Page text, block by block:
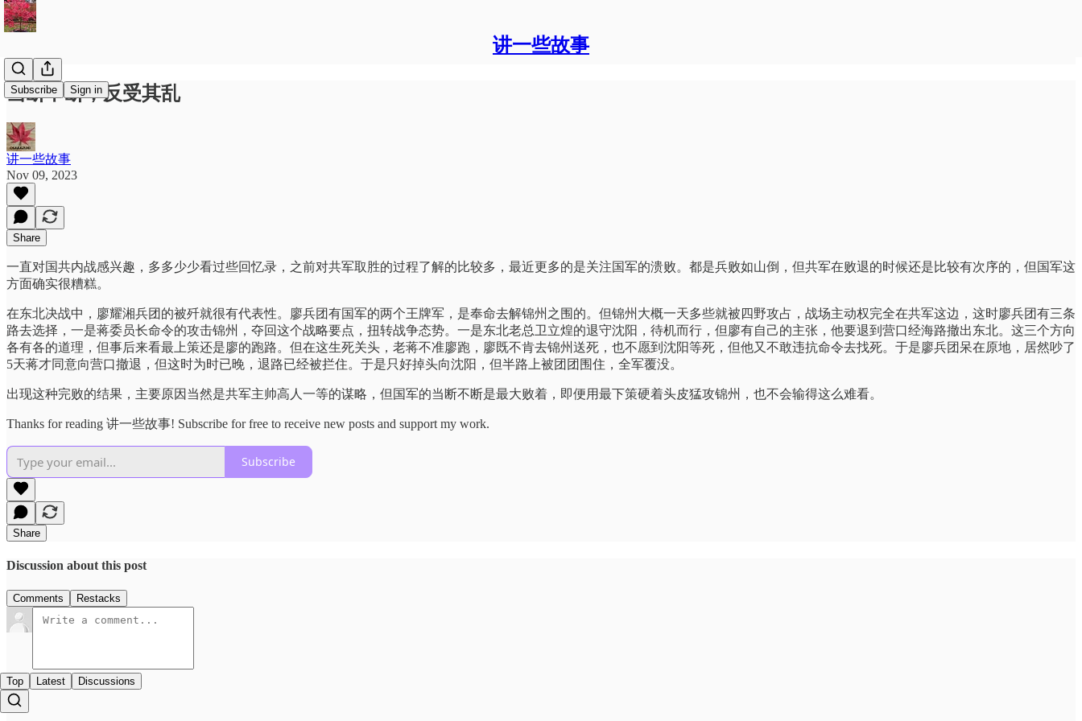
讲一些故事
Subscribe Sign in
当断不断，反受其乱
讲一些故事
Nov 09, 2023
Share
一直对国共内战感兴趣，多多少少看过些回忆录，之前对共军取胜的过程了解的比较多，最近更多的是关注国军的溃败。都是兵败如山倒，但共军在败退的时候还是比较有次序的，但国军这
方面确实很糟糕。
在东北决战中，廖耀湘兵团的被歼就很有代表性。廖兵团有国军的两个王牌军，是奉命去解锦州之围的。但锦州大概一天多些就被四野攻占，战场主动权完全在共军这边，这时廖兵团有三条
路去选择，一是蒋委员长命令的攻击锦州，夺回这个战略要点，扭转战争态势。一是东北老总卫立煌的退守沈阳，待机而行，但廖有自己的主张，他要退到营口经海路撤出东北。这三个方向
各有各的道理，但事后来看最上策还是廖的跑路。但在这生死关头，老蒋不准廖跑，廖既不肯去锦州送死，也不愿到沈阳等死，但他又不敢违抗命令去找死。于是廖兵团呆在原地，居然吵了
5天蒋才同意向营口撤退，但这时为时已晚，退路已经被拦住。于是只好掉头向沈阳，但半路上被团团围住，全军覆没。
出现这种完败的结果，主要原因当然是共军主帅高人一等的谋略，但国军的当断不断是最大败着，即便用最下策硬着头皮猛攻锦州，也不会输得这么难看。
Thanks for reading 讲一些故事! Subscribe for free to receive new posts and support my work.
Subscribe
Share
Discussion about this post
Comments Restacks
Top Latest Discussions